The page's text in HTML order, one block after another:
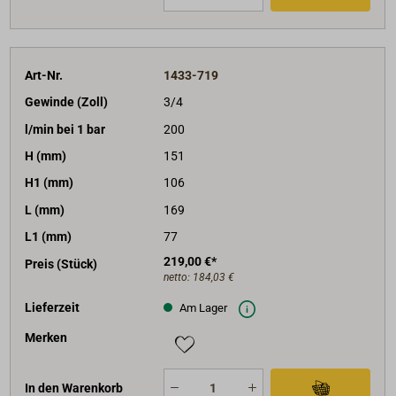
Art-Nr.
1433-719
Gewinde (Zoll)
3/4
l/min bei 1 bar
200
H (mm)
151
H1 (mm)
106
L (mm)
169
L1 (mm)
77
Preis (Stück)
219,00 €*
netto: 184,03 €
Lieferzeit Am Lager
Merken
In den Warenkorb